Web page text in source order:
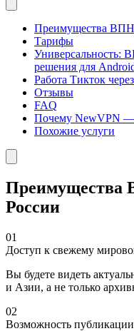
Преимущества ВПН
Тарифы
Универсальность:
решения для
Работа Тикток
Отзывы
FAQ
Почему NewVPN —
Похожие услуги
Преимущества
России
01
Доступ к свежему
Вы будете видеть
и Азии, а не только
02
Возможность